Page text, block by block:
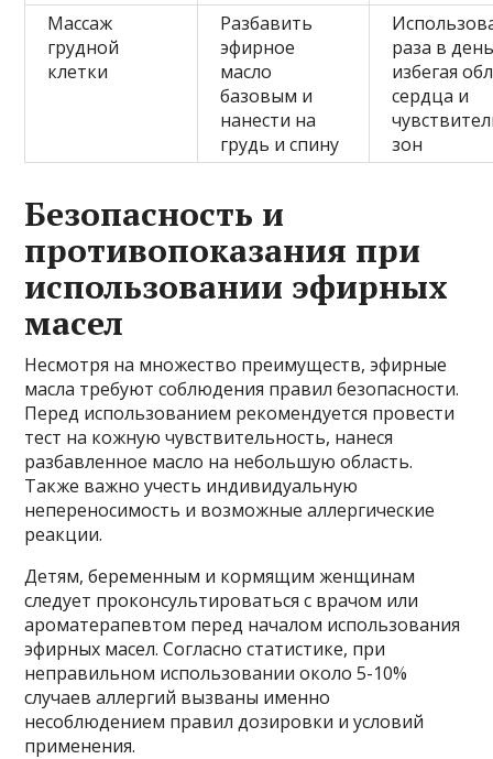
Массаж
грудной
клетки
Разбавить
эфирное
масло
базовым и
нанести на
грудь и спину
раза в
избегая
сердца и
зон
Безопасность и
противопоказания при
использовании эфирных
масел
Несмотря на множество преимуществ, эфирные
масла требуют соблюдения правил безопасности.
Перед использованием рекомендуется провести
тест на кожную чувствительность, нанеся
разбавленное масло на небольшую область.
Также важно учесть индивидуальную
непереносимость и возможные аллергические
реакции.
Детям, беременным и кормящим женщинам
следует проконсультироваться с врачом или
ароматерапевтом перед началом использования
эфирных масел. Согласно статистике, при
неправильном использовании около 5-10%
случаев аллергий вызваны именно
несоблюдением правил дозировки и условий
применения.